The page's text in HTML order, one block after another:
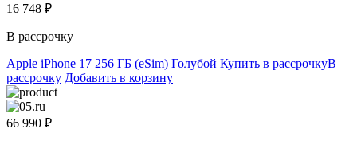
16 748 ₽
В рассрочку
Apple iPhone 17 256 ГБ (eSim) Голубой Купить в рассрочкуВ
рассрочку Добавить в корзину
66 990 ₽